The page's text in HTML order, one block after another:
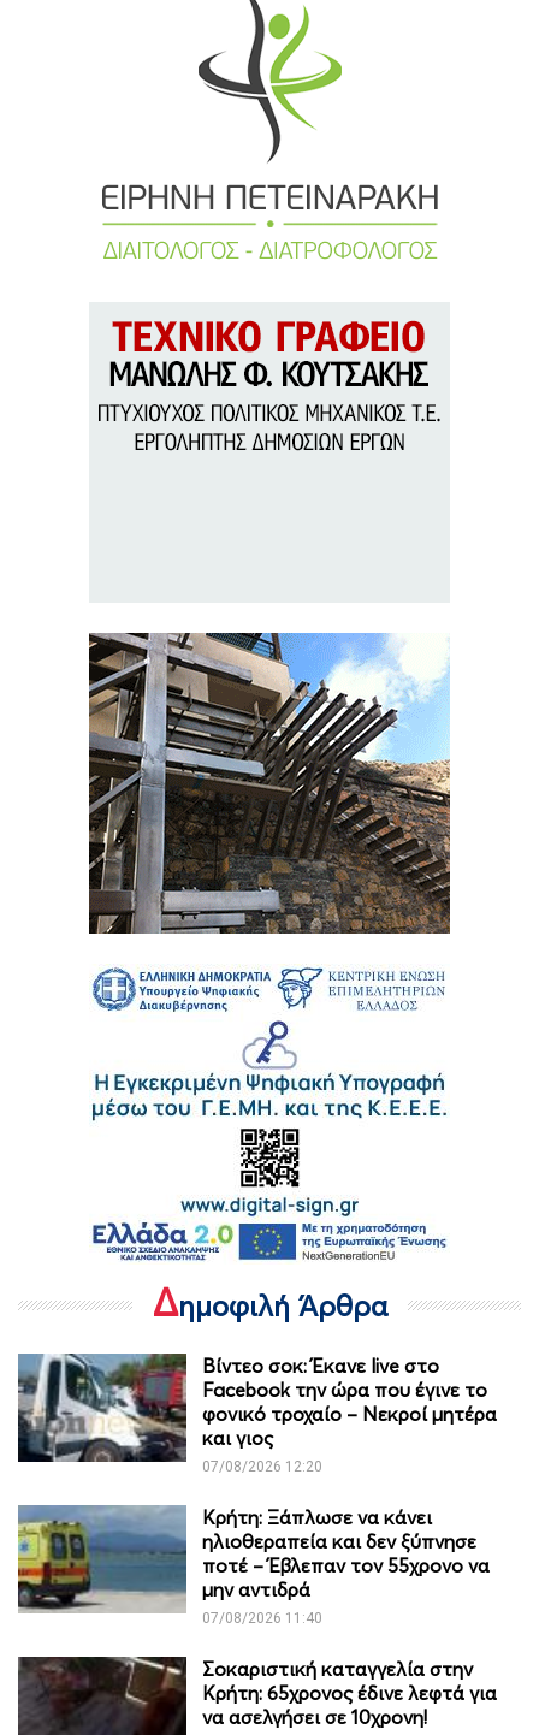
Δημοφιλή Άρθρα
Βίντεο σοκ: Έκανε live στο
Facebook την ώρα που έγινε το
φονικό τροχαίο – Νεκροί μητέρα
και γιος
07/08/2026 12:20
Κρήτη: Ξάπλωσε να κάνει
ηλιοθεραπεία και δεν ξύπνησε
ποτέ – Έβλεπαν τον 55χρονο να
μην αντιδρά
07/08/2026 11:40
Σοκαριστική καταγγελία στην
Κρήτη: 65χρονος έδινε λεφτά για
να ασελγήσει σε 10χρονη!